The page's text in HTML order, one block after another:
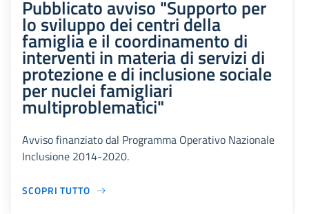
Pubblicato avviso "Supporto per
lo sviluppo dei centri della
famiglia e il coordinamento di
interventi in materia di servizi di
protezione e di inclusione sociale
per nuclei famigliari
multiproblematici"
Avviso finanziato dal Programma Operativo Nazionale
Inclusione 2014-2020.
SCOPRI TUTTO